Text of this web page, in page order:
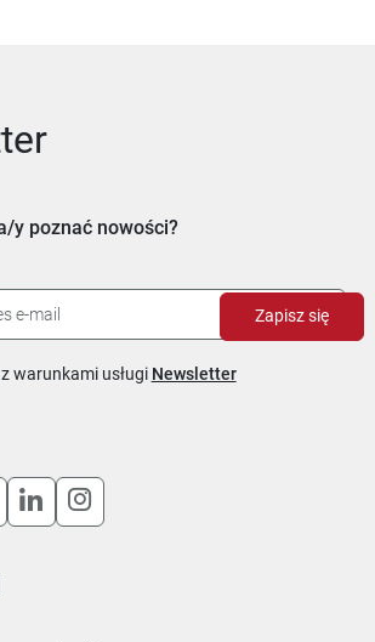
y poznać nowości?
warunkami usługi Newsletter
Zapisz się
otworzy się w nowym oknie
link otworzy się w nowym oknie
link otworzy się w nowym
Uwaga, link otworzy się w
Uwaga, link otworzy się w